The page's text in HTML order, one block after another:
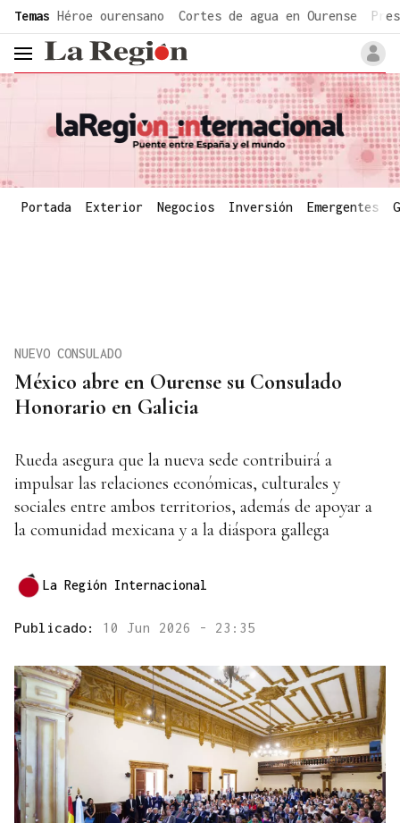
common.go-to-content
Temas Héroe ourensano Cortes de agua en Ourense
header.menu.open
Portada Exterior Negocios Inversión Emergentes
México abre en Ourense su Consulado
Honorario en Galicia
NUEVO CONSULADO
Rueda asegura que la nueva sede contribuirá a
impulsar las relaciones económicas, culturales y
sociales entre ambos territorios, además de apoyar a
la comunidad mexicana y a la diáspora gallega
La Región Internacional
Publicado: 10 Jun 2026 - 23:35